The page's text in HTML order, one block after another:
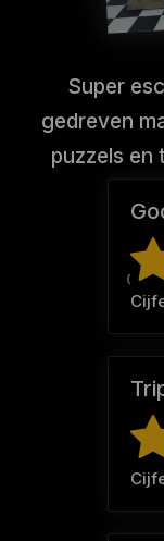
Super
gedreven
puzzels en